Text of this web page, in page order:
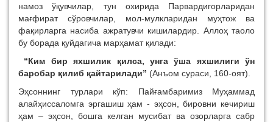
намоз ўқувчилар, тун охирида Парвардигорларидан
мағфират сўровчилар, мол-мулкларидан муҳтож ва
фақирларга насиба ажратувчи кишилардир. Аллоҳ таоло
бу борада қуйдагича марҳамат қилади:
“Ким бир яхшилик қилса, унга ўша яхшилиги ўн
баробар қилиб қайтарилади” (Анъом сураси, 160-оят).
Эҳсоннинг турлари кўп: Пайғамбаримиз Муҳаммад
алайҳиссаломга эргашиш ҳам - эҳсон, бировни кечириш
ҳам – эҳсон, бошга келган мусибат ва озорларга сабр